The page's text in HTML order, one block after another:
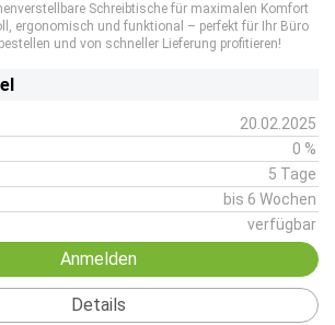
Schreibtische für maximalen Komfort
ergonomisch und funktional – perfekt für Ihr Büro
und von schneller Lieferung profitieren!
20.02.2025
0 %
5 Tage
bis 6 Wochen
verfügbar
Anmelden
Details